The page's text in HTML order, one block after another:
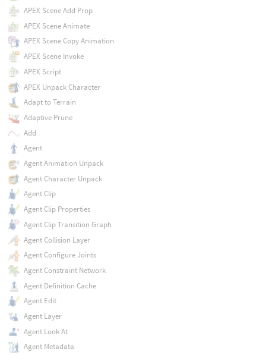
APEX Scene Add Prop
APEX Scene Animate
APEX Scene Copy Animation
APEX Scene Invoke
APEX Script
APEX Unpack Character
Adapt to Terrain
Adaptive Prune
Add
Agent
Agent Animation Unpack
Agent Character Unpack
Agent Clip
Agent Clip Properties
Agent Clip Transition Graph
Agent Collision Layer
Agent Configure Joints
Agent Constraint Network
Agent Definition Cache
Agent Edit
Agent Layer
Agent Look At
Agent Metadata